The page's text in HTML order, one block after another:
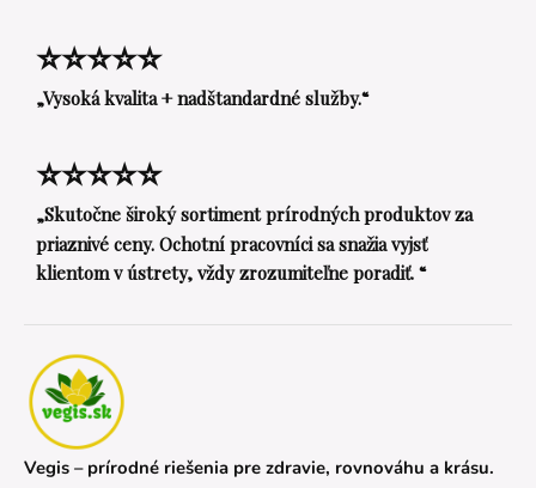
⭐⭐⭐⭐⭐
„Vysoká kvalita + nadštandardné služby.“
⭐⭐⭐⭐⭐
„Skutočne široký sortiment prírodných produktov za
priaznivé ceny. Ochotní pracovníci sa snažia vyjsť
klientom v ústrety, vždy zrozumiteľne poradiť. “
Vegis – prírodné riešenia pre zdravie, rovnováhu a krásu.